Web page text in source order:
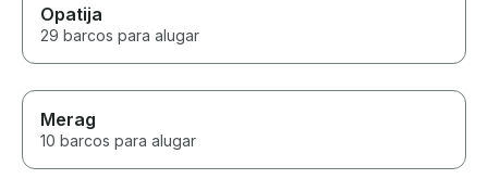
Opatija
29 barcos para alugar
Merag
10 barcos para alugar